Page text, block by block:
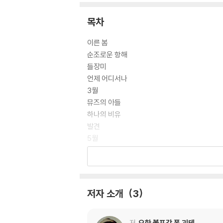
에 남겨둔 하얀 백지, 빠른 연필 스케치로 괴테
그리하여 저도 들과 숲으로 길을 나서고 드넓은
목차
이른 봄
순조로운 항해
들장미
언제 어디서나
3월
뮤즈의 아들
하나의 비유
발견
5월
바다의 고요
이른 아침, 골짜기와 산과 정원
저자 소개 3